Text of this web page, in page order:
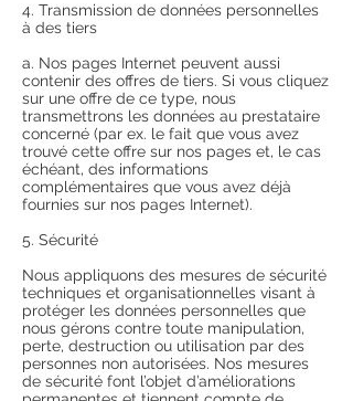
4. Transmission de données personnelles
à des tiers
a. Nos pages Internet peuvent aussi
contenir des offres de tiers. Si vous cliquez
sur une offre de ce type, nous
transmettrons les données au prestataire
concerné (par ex. le fait que vous avez
trouvé cette offre sur nos pages et, le cas
échéant, des informations
complémentaires que vous avez déjà
fournies sur nos pages Internet).
5. Sécurité
Nous appliquons des mesures de sécurité
techniques et organisationnelles visant à
protéger les données personnelles que
nous gérons contre toute manipulation,
perte, destruction ou utilisation par des
personnes non autorisées. Nos mesures
de sécurité font l’objet d’améliorations